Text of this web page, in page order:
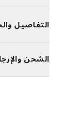
التفاصيل
الشحن